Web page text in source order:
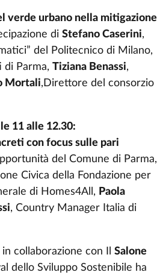
verde urbano nella mitigazione
di Stefano Caserini,
del Politecnico di Milano,
di Parma, Tiziana Benassi,
Mortali,Direttore del consorzio
11 alle 12.30:
con focus sulle pari
del Comune di Parma,
Civica della Fondazione per
di Homes4All, Paola
, Country Manager Italia di
in collaborazione con Il Salone
dello Sviluppo Sostenibile ha